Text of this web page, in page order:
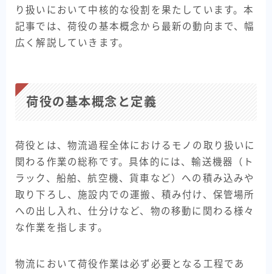
AMR (自律走行搬送ロボット)
TransPallet
TransPallet X
導入事例
医療現場
衣類品製造
イベント
コラム
り扱いにおいて中核的な役割を果たしています。本
記事では、荷役の基本概念から最新の動向まで、幅
広く解説していきます。
荷役の基本概念と定義
荷役とは、物流過程全体におけるモノの取り扱いに
関わる作業の総称です。具体的には、輸送機器（ト
ラック、船舶、航空機、貨車など）への積み込みや
取り下ろし、施設内での運搬、積み付け、保管場所
への出し入れ、仕分けなど、物の移動に関わる様々
な作業を指します。
物流において荷役作業は必ず必要となる工程であ